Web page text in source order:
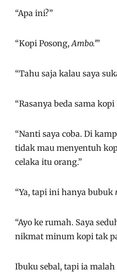
“Apa ini?”
“Kopi Posong,Ambo.’”
“Tahu saja kalau saya
“Rasanya beda sama
“Nanti saya coba. Di
tidak mau menyentuh
celaka itu orang.”
“Ya, tapi ini hanya bubuk
“Ayo ke rumah. Saya
nikmat minum kopi tak
Ibuku sebal, tapi ia